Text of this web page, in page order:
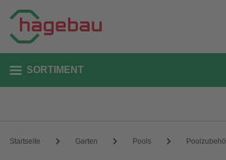
SORTIMENT
Startseite Garten Pools